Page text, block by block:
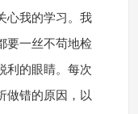
心我的学习。我
要一丝不苟地检
利的眼睛。每次
做错的原因，以